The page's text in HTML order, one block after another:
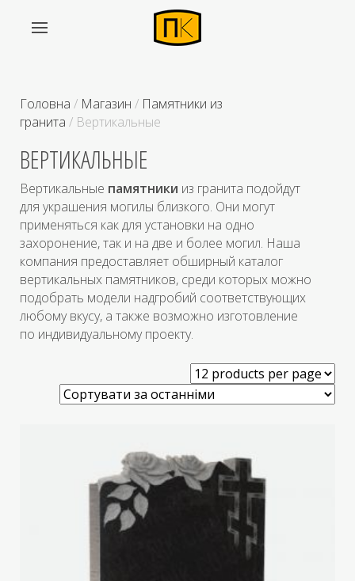
Головна / Магазин / Памятники из
гранита / Вертикальные
ВЕРТИКАЛЬНЫЕ
Вертикальные памятники из гранита подойдут
для украшения могилы близкого. Они могут
применяться как для установки на одно
захоронение, так и на две и более могил. Наша
компания предоставляет обширный каталог
вертикальных памятников, среди которых можно
подобрать модели надгробий соответствующих
любому вкусу, а также возможно изготовление
по индивидуальному проекту.